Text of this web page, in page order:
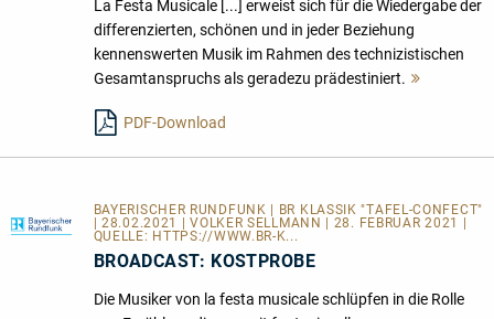
La Festa Musicale [...] erweist sich für die Wiedergabe der
differenzierten, schönen und in jeder Beziehung
kennenswerten Musik im Rahmen des technizistischen
Gesamtanspruchs als geradezu prädestiniert.
PDF-Download
BAYERISCHER RUNDFUNK | BR KLASSIK "TAFEL-CONFECT"
| 28.02.2021 | VOLKER SELLMANN | 28. FEBRUAR 2021 |
QUELLE: HTTPS://WWW.BR-K...
BROADCAST: KOSTPROBE
Die Musiker von la festa musicale schlüpfen in die Rolle